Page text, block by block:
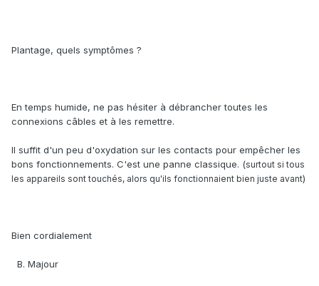
Plantage, quels symptômes ?
En temps humide, ne pas hésiter à débrancher toutes les
connexions câbles et à les remettre.
Il suffit d'un peu d'oxydation sur les contacts pour empêcher les
bons fonctionnements. C'est une panne classique. (surtout si tous
les appareils sont touchés, alors qu'ils fonctionnaient bien juste avant)
Bien cordialement
B. Majour